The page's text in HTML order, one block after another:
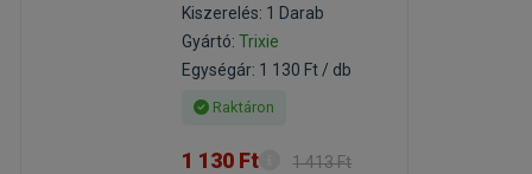
Kiszerelés: 1 Darab
Gyártó:Trixie
Egységár: 1 130 Ft / db
Raktáron
1 130 Ft 1 413 Ft